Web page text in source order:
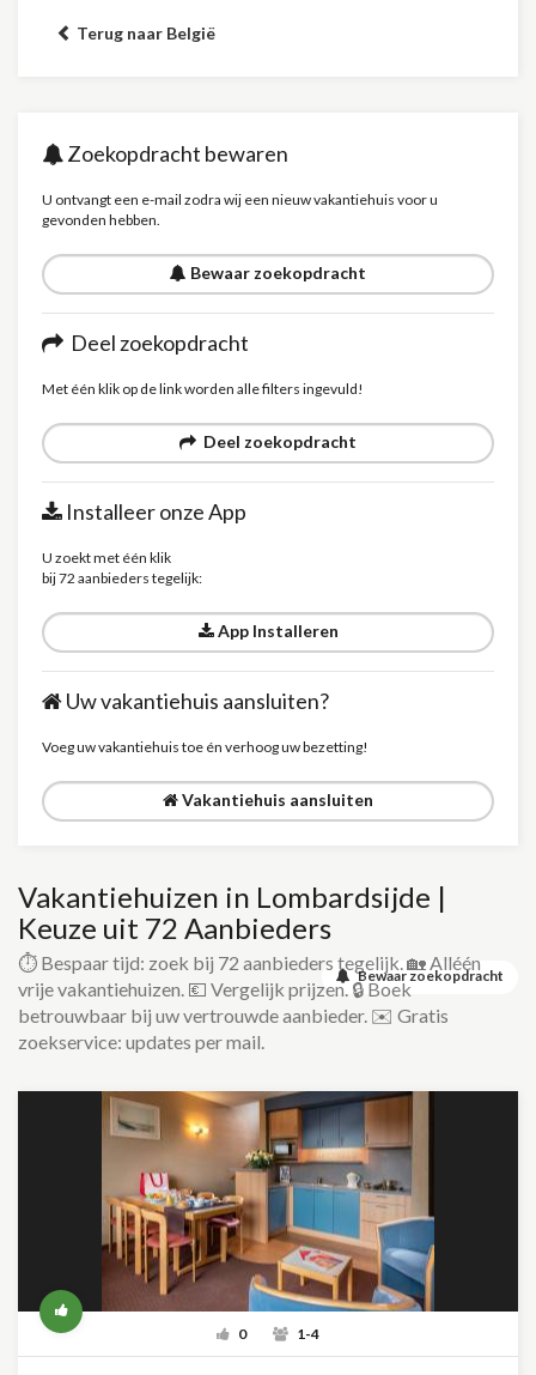
Terug naar België
Zoekopdracht bewaren
U ontvangt een e-mail zodra wij een nieuw vakantiehuis voor u
gevonden hebben.
Bewaar zoekopdracht
Deel zoekopdracht
Met één klik op de link worden alle filters ingevuld!
Deel zoekopdracht
Installeer onze App
U zoekt met één klik
bij 72 aanbieders tegelijk:
App Installeren
Uw vakantiehuis aansluiten?
Voeg uw vakantiehuis toe én verhoog uw bezetting!
Vakantiehuis aansluiten
Bewaar zoekopdracht
Vakantiehuizen in Lombardsijde |
Keuze uit 72 Aanbieders
⏱️ Bespaar tijd: zoek bij 72 aanbieders tegelijk. 🏡 Alléén
vrije vakantiehuizen. 💶 Vergelijk prijzen. 🔒 Boek
betrouwbaar bij uw vertrouwde aanbieder. ✉️ Gratis
zoekservice: updates per mail.
0 1-4